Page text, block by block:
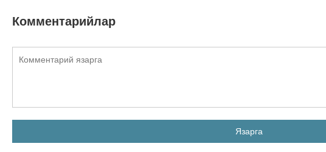
Комментарийлар
Язарга